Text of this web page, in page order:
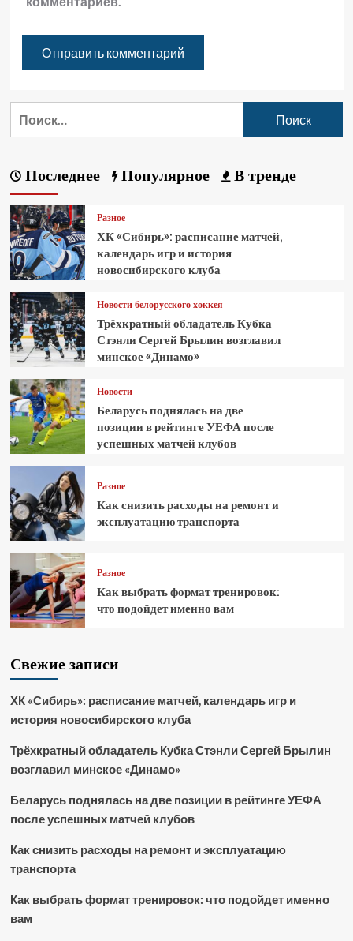
Последнее Популярное В тренде
Разное
ХК «Сибирь»: расписание матчей,
календарь игр и история
новосибирского клуба
Новости белорусского хоккея
Трёхкратный обладатель Кубка
Стэнли Сергей Брылин возглавил
минское «Динамо»
Новости
Беларусь поднялась на две
позиции в рейтинге УЕФА после
успешных матчей клубов
Разное
Как снизить расходы на ремонт и
эксплуатацию транспорта
Разное
Как выбрать формат тренировок:
что подойдет именно вам
Свежие записи
ХК «Сибирь»: расписание матчей, календарь игр и
история новосибирского клуба
Трёхкратный обладатель Кубка Стэнли Сергей Брылин
возглавил минское «Динамо»
Беларусь поднялась на две позиции в рейтинге УЕФА
после успешных матчей клубов
Как снизить расходы на ремонт и эксплуатацию
транспорта
Как выбрать формат тренировок: что подойдет именно
вам